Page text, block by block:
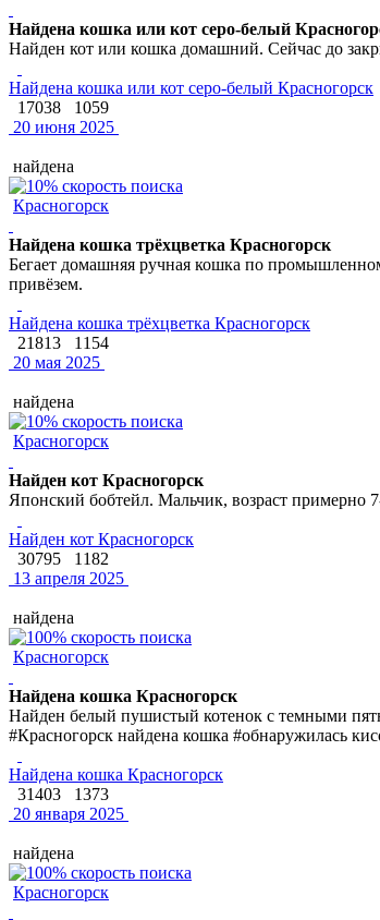
Найдена кошка или кот серо-белый
Найден кот или кошка домашний. Сейчас до
Найдена кошка или кот серо-белый Красногорск
17038
1059
20 июня 2025
найдена
Красногорск
Найдена кошка трёхцветка Красногорск
Бегает домашняя ручная кошка по
привёзем.
Найдена кошка трёхцветка Красногорск
21813
1154
20 мая 2025
найдена
Красногорск
Найден кот Красногорск
Японский бобтейл. Мальчик, возраст
Найден кот Красногорск
30795
1182
13 апреля 2025
найдена
Красногорск
Найдена кошка Красногорск
Найден белый пушистый котенок с темными
#Красногорск найдена кошка #обнаружилась
Найдена кошка Красногорск
31403
1373
20 января 2025
найдена
Красногорск